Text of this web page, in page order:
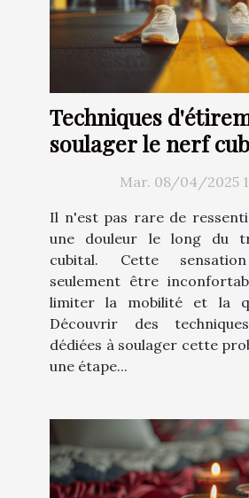
Techniques
soulager le nerf
efficacementMar. 08/04/2025
Il n'est pas rare de
une douleur le long du
cubital. Cette
seulement être
limiter la mobilité et la
Découvrir des
dédiées à soulager cette
une étape...